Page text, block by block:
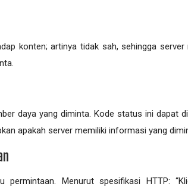
konten; artinya tidak sah, sehingga server
daya yang diminta. Kode status ini dapat
apakah server memiliki informasi yang
permintaan. Menurut spesifikasi HTTP: